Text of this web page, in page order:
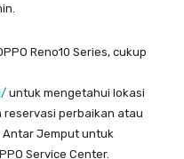
Reno10 Series, cukup
untuk mengetahui lokasi
reservasi perbaikan atau
Jemput untuk
Service Center.